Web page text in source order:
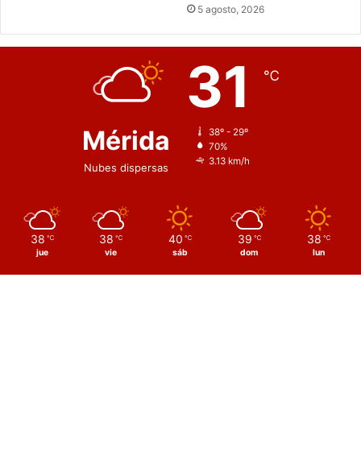
5 agosto, 2026
Mérida
Nubes dispersas
31 ℃
38º - 29º
70%
3.13 km/h
38 ℃
jue
38 ℃
vie
40 ℃
sáb
39 ℃
dom
38 ℃
lun